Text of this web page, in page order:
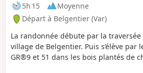
5h 15
Moyenne
Départ à Belgentier (Var)
La randonnée débute par la
village de Belgentier. Puis s’élève par
GR®9 et 51 dans les bois plantés de